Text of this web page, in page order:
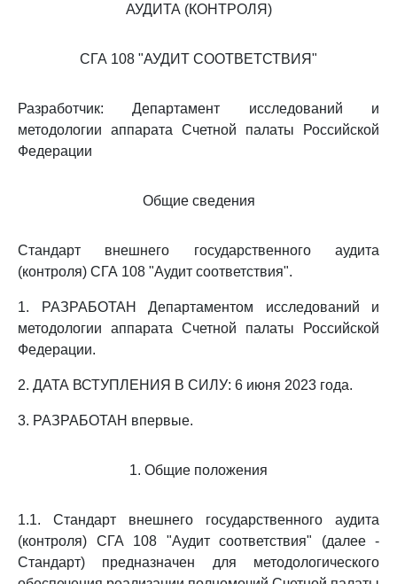
АУДИТА (КОНТРОЛЯ)
СГА 108 "АУДИТ СООТВЕТСТВИЯ"
Разработчик: Департамент исследований и
методологии аппарата Счетной палаты Российской
Федерации
Общие сведения
Стандарт внешнего государственного аудита
(контроля) СГА 108 "Аудит соответствия".
1. РАЗРАБОТАН Департаментом исследований и
методологии аппарата Счетной палаты Российской
Федерации.
2. ДАТА ВСТУПЛЕНИЯ В СИЛУ: 6 июня 2023 года.
3. РАЗРАБОТАН впервые.
1. Общие положения
1.1. Стандарт внешнего государственного аудита
(контроля) СГА 108 "Аудит соответствия" (далее -
Стандарт) предназначен для методологического